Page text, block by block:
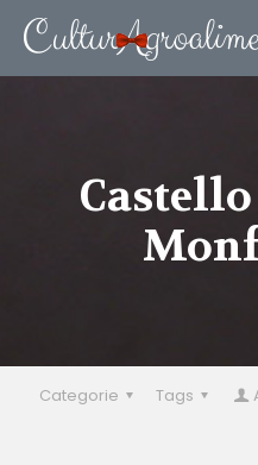
Categorie Tags